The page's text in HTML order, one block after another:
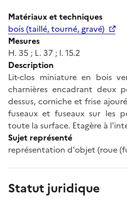
Matériaux et techniques
bois (taillé, tourné, gravé)
Mesures
H. 35 ; L. 37 ; l. 15.2
Description
Lit-clos miniature en bois
charnières encadrant deux
dessus, corniche et frise
fuseaux et fuseaux sur les
toute la surface. Etagère à
Sujet représenté
représentation d'objet (roue
Statut juridique